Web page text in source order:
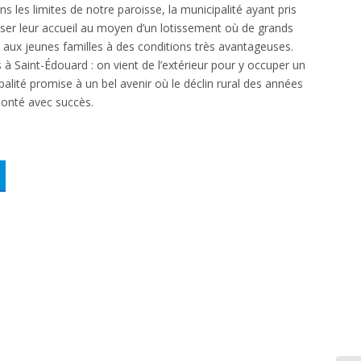
les limites de notre paroisse, la municipalité ayant pris
leur accueil au moyen d’un lotissement où de grands
jeunes familles à des conditions très avantageuses.
à Saint-Édouard : on vient de l’extérieur pour y occuper un
promise à un bel avenir où le déclin rural des années
avec succès.